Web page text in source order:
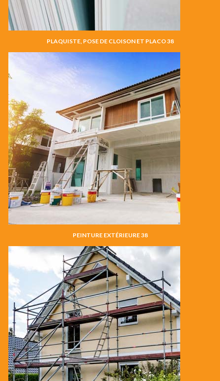
PLAQUISTE, POSE DE CLOISON ET PLACO 38
PEINTURE EXTÉRIEURE 38